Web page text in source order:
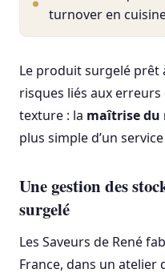
turnover en
Le produit surgelé prêt
risques liés aux
texture : la maîtrise
plus simple d’un service
Une gestion des
surgelé
Les Saveurs de René
France, dans un atelier